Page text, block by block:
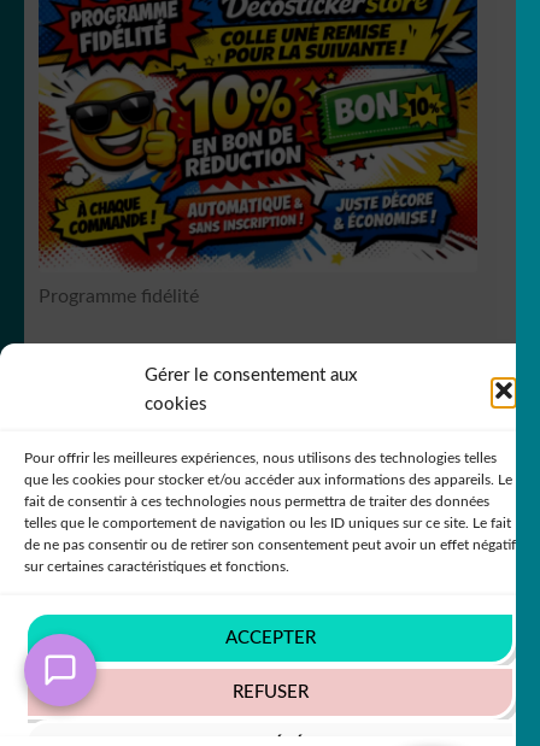
Gérer le consentement aux
cookies
Pour offrir les meilleures expériences, nous utilisons des technologies telles
que les cookies pour stocker et/ou accéder aux informations des appareils. Le
fait de consentir à ces technologies nous permettra de traiter des données
telles que le comportement de navigation ou les ID uniques sur ce site. Le fait
de ne pas consentir ou de retirer son consentement peut avoir un effet négatif
sur certaines caractéristiques et fonctions.
ACCEPTER
REFUSER
Programme fidélité
RCS Bergerac SIREN 751
© DecoStickerStore 2026
Politique de confidentialité
WooCommerce.